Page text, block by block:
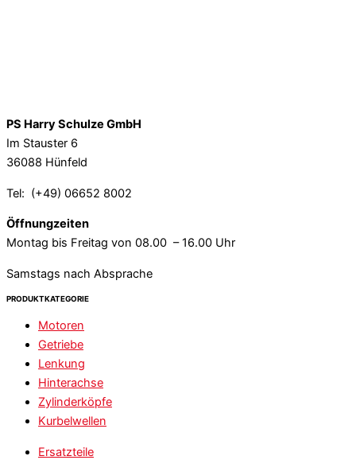
PS Harry Schulze GmbH
Im Stauster 6
36088 Hünfeld
Tel: (+49) 06652 8002
Öffnungzeiten
Montag bis Freitag von 08.00 – 16.00 Uhr
Samstags nach Absprache
PRODUKTKATEGORIE
Motoren
Getriebe
Lenkung
Hinterachse
Zylinderköpfe
Kurbelwellen
Ersatzteile